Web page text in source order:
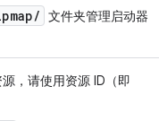
/ 文件夹管理启动器
，请使用资源 ID（即